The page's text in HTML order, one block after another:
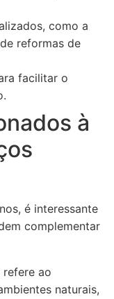
como a
reformas de
facilitar o
à
é interessante
complementar
refere ao
naturais,